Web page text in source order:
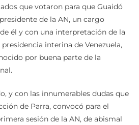
de la AN, un cargo
él y con una interpretación de la
interina de Venezuela,
por buena parte de la
de Parra, convocó para el
sesión de la AN, de abismal